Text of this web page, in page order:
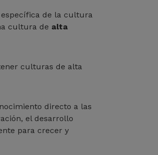
de la cultura
cultura de alta
culturas de alta
directo a las
el desarrollo
para crecer y